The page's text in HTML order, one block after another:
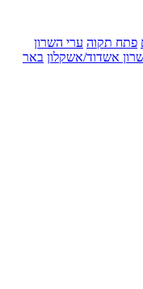
ערי השרון
אשקלון באר